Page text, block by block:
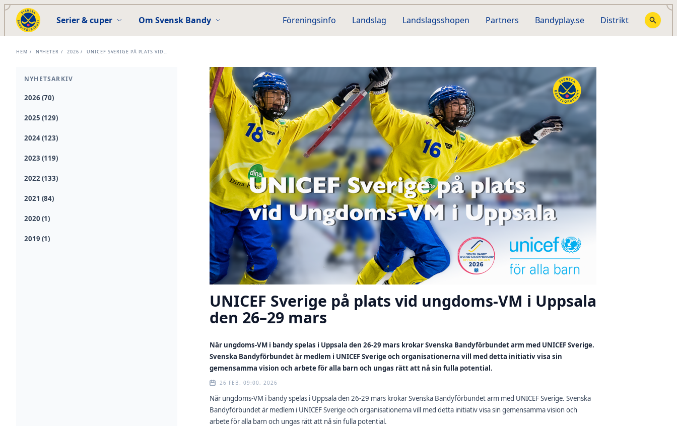
Serier & cuper Om Svensk Bandy Föreningsinfo Landslag Landslagsshopen Partners Bandyplay.se Distrikt
HEM / NYHETER / 2026 / UNICEF SVERIGE PÅ PLATS VID...
NYHETSARKIV
2026 (70)
2025 (129)
2024 (123)
2023 (119)
2022 (133)
2021 (84)
2020 (1)
2019 (1)
UNICEF Sverige på plats vid ungdoms-VM i Uppsala
den 26–29 mars
När ungdoms-VM i bandy spelas i Uppsala den 26-29 mars krokar Svenska Bandyförbundet arm med UNICEF Sverige.
Svenska Bandyförbundet är medlem i UNICEF Sverige och organisationerna vill med detta initiativ visa sin
gemensamma vision och arbete för alla barn och ungas rätt att nå sin fulla potential.
26 FEB. 09:00, 2026
När ungdoms-VM i bandy spelas i Uppsala den 26-29 mars krokar Svenska Bandyförbundet arm med UNICEF Sverige. Svenska
Bandyförbundet är medlem i UNICEF Sverige och organisationerna vill med detta initiativ visa sin gemensamma vision och
arbete för alla barn och ungas rätt att nå sin fulla potential.